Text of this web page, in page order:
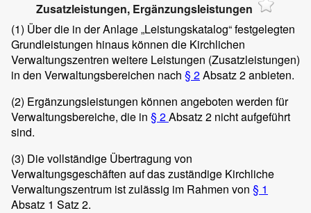
Zusatzleistungen, Ergänzungsleistungen
(1) Über die in der Anlage „Leistungskatalog“ festgelegten
Grundleistungen hinaus können die Kirchlichen
Verwaltungszentren weitere Leistungen (Zusatzleistungen)
in den Verwaltungsbereichen nach § 2Absatz 2 anbieten.
(2) Ergänzungsleistungen können angeboten werden für
Verwaltungsbereiche, die in § 2Absatz 2 nicht aufgeführt
sind.
(3) Die vollständige Übertragung von
Verwaltungsgeschäften auf das zuständige Kirchliche
Verwaltungszentrum ist zulässig im Rahmen von § 1
Absatz 1 Satz 2.